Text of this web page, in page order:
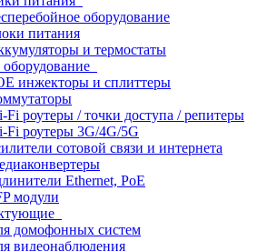
оборудование
питания
и термостаты
оборудование
инжекторы и сплиттеры
Fi роутеры / точки доступа / репитеры
Fi роутеры 3G/4G/5G
сотовой связи и интернета
Ethernet, PoE
модули
домофонных систем
видеонаблюдения